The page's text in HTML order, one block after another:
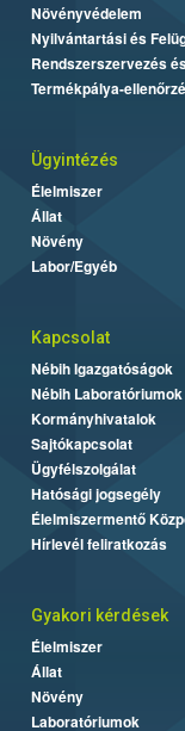
Növényvédelem
Nyilvántartási és
Rendszerszervezés
Termékpálya-
Ügyintézés
Élelmiszer
Állat
Növény
Labor/Egyéb
Kapcsolat
Nébih Igazgatóságok
Nébih Laboratóriumok
Kormányhivatalok
Sajtókapcsolat
Ügyfélszolgálat
Hatósági jogsegély
Élelmiszermentő
Hírlevél feliratkozás
Gyakori kérdések
Élelmiszer
Állat
Növény
Laboratóriumok